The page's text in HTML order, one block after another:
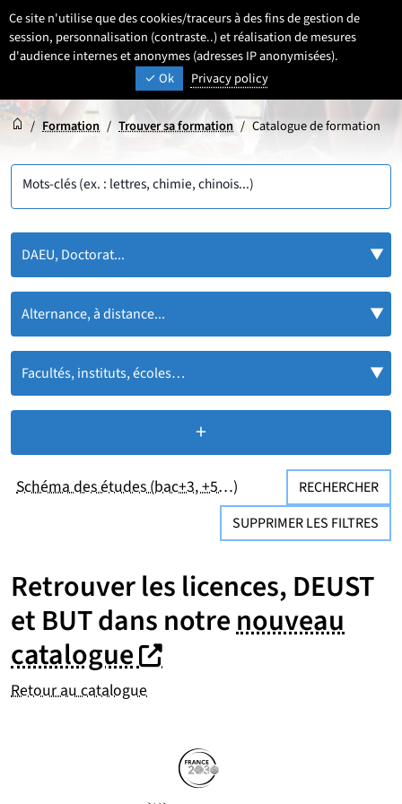
Ce site n'utilise que des cookies/traceurs à des fins de gestion de
session, personnalisation (contraste..) et réalisation de mesures
d'audience internes et anonymes (adresses IP anonymisées).
Ok
Privacy policy
Aller
au
contenu
Aller
au
menu
Aller
au
pied
page
UNIVERSITÉ DE LILLE
INSPIRONS DEMAIN
ParamétrageSélectionner une
FR
- Français
Accueil
Accueil
/ Formation / Trouver sa formation / Catalogue de formation
Mots-clés (ex. : lettres, chimie, chinois...)
DAEU, Doctorat...
Alternance, à distance...
Facultés, instituts, écoles…
+de critères de
Schéma des études (bac+3, +5…)
RECHERCHER
SUPPRIMER LES FILTRES
Retrouver les licences, DEUST
et BUT dans notrenouveau
catalogue(nouvelle fenêtre)
(nouvelle fenêtre)
Retour au catalogue
(nouvelle fenêtre)